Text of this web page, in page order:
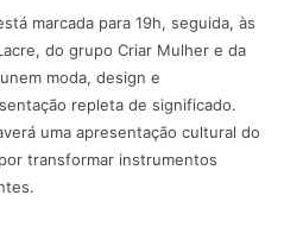
marcada para 19h, seguida, às
do grupo Criar Mulher e da
moda, design e
repleta de significado.
uma apresentação cultural do
transformar instrumentos